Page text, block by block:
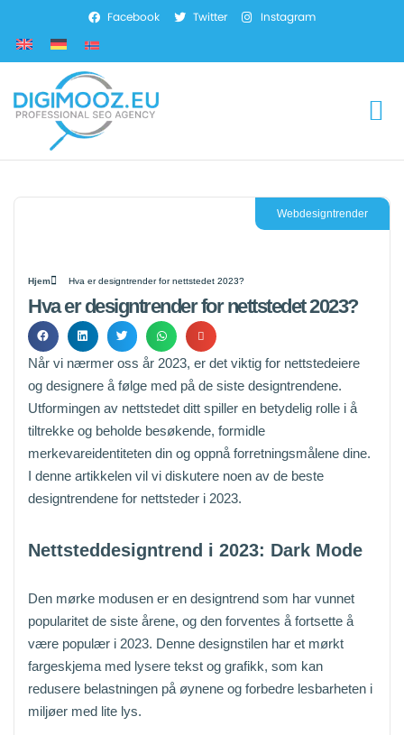
Facebook Twitter Instagram
Webdesigntrender
Hjem Hva er designtrender for nettstedet 2023?
Hva er designtrender for nettstedet 2023?
Når vi nærmer oss år 2023, er det viktig for nettstedeiere
og designere å følge med på de siste designtrendene.
Utformingen av nettstedet ditt spiller en betydelig rolle i å
tiltrekke og beholde besøkende, formidle
merkevareidentiteten din og oppnå forretningsmålene dine.
I denne artikkelen vil vi diskutere noen av de beste
designtrendene for nettsteder i 2023.
Nettsteddesigntrend i 2023: Dark Mode
Den mørke modusen er en designtrend som har vunnet
popularitet de siste årene, og den forventes å fortsette å
være populær i 2023. Denne designstilen har et mørkt
fargeskjema med lysere tekst og grafikk, som kan
redusere belastningen på øynene og forbedre lesbarheten i
miljøer med lite lys.